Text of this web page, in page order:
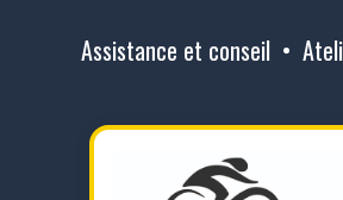
Assistance et conseil •